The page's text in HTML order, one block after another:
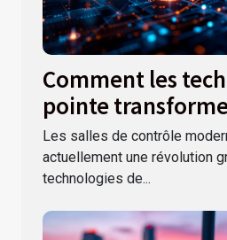
Comment les
pointe
salles de contrôle
Les salles de contrôle
actuellement une révolution
technologies de...